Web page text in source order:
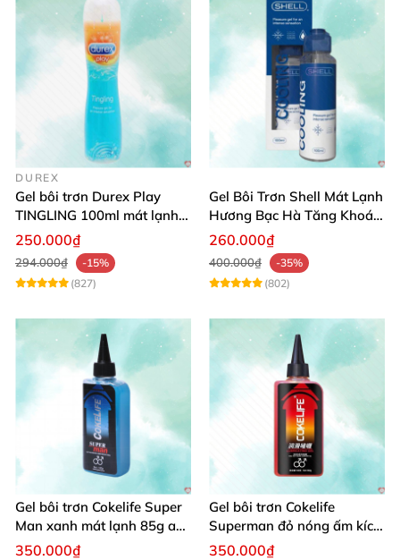
DUREX
Gel bôi trơn Durex Play
TINGLING 100ml mát lạnh,
kích thích cực đỉnh
250.000₫
294.000₫
-15%
(827)
Gel Bôi Trơn Shell Mát Lạnh
Hương Bạc Hà Tăng Khoái
Cảm 100ml
260.000₫
400.000₫
-35%
(802)
Gel bôi trơn Cokelife Super
Man xanh mát lạnh 85g an
toàn êm dịu
350.000₫
Gel bôi trơn Cokelife
Superman đỏ nóng ấm kích
thích hưng phấn
350.000₫